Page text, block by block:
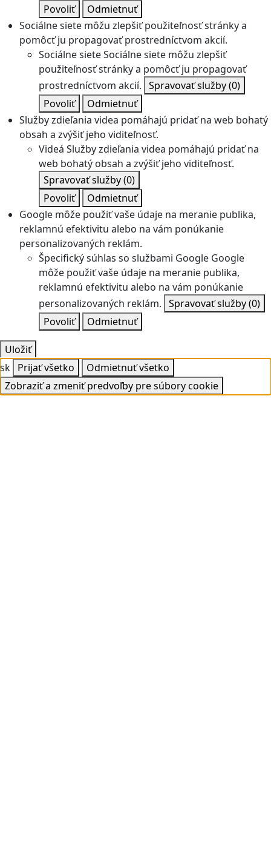
Povoliť
Odmietnuť
Sociálne siete môžu zlepšiť použiteľnosť stránky a
pomôcť ju propagovať prostredníctvom akcií.
Sociálne sieteSociálne siete môžu zlepšiť
použiteľnosť stránky a pomôcť ju propagovať
prostredníctvom akcií. Spravovať služby(0)
Povoliť
Odmietnuť
Služby zdieľania videa pomáhajú pridať na web bohatý
obsah a zvýšiť jeho viditeľnosť.
Videá Služby zdieľania videa pomáhajú pridať na
web bohatý obsah a zvýšiť jeho viditeľnosť.
Spravovať služby(0)
Povoliť
Odmietnuť
Google môže použiť vaše údaje na meranie publika,
reklamnú efektivitu alebo na vám ponúkanie
personalizovaných reklám.
Špecifický súhlas so službami Google Google
môže použiť vaše údaje na meranie publika,
reklamnú efektivitu alebo na vám ponúkanie
personalizovaných reklám. Spravovať služby(0)
Povoliť
Odmietnuť
Uložiť
sk Prijať všetko
Odmietnuť všetko
Zobraziť a zmeniť predvoľby pre súbory cookie